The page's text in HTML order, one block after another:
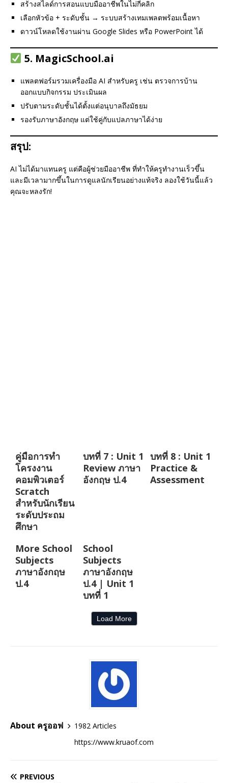
สร้างสไลด์การสอนแบบมืออาชีพในไม่กี่คลิก
เลือกหัวข้อ + ระดับชั้น → ระบบสร้างเทมเพลตพร้อมเนื้อหา
ดาวน์โหลดใช้งานผ่าน Google Slides หรือ PowerPoint ได้
5. MagicSchool.ai
แพลตฟอร์มรวมเครื่องมือ AI สำหรับครู เช่น ตรวจการบ้าน
ออกแบบกิจกรรม ประเมินผล
ปรับตามระดับชั้นได้ตั้งแต่อนุบาลถึงมัธยม
รองรับภาษาอังกฤษ แต่ใช้คู่กับแปลภาษาได้ง่าย
สรุป:
AI ไม่ได้มาแทนครู แต่คือผู้ช่วยมืออาชีพ ที่ทำให้ครูทำงานเร็วขึ้น
และมีเวลามากขึ้นในการดูแลนักเรียนอย่างแท้จริง ลองใช้วันนี้แล้ว
คุณจะหลงรัก!
คู่มือการทำ
โครงงาน
คอมพิวเตอร์
Scratch
สำหรับนักเรียน
ระดับประถม
ศึกษา
บทที่ 7 : Unit 1
Review ภาษา
อังกฤษ ป.4
บทที่ 8 : Unit 1
Practice &
Assessment
More School
Subjects
ภาษาอังกฤษ
ป.4
School
Subjects
ภาษาอังกฤษ
ป.4 | Unit 1
บทที่ 1
Load More
About ครูออฟ
1982 Articles
https://www.kruaof.com
PREVIOUS